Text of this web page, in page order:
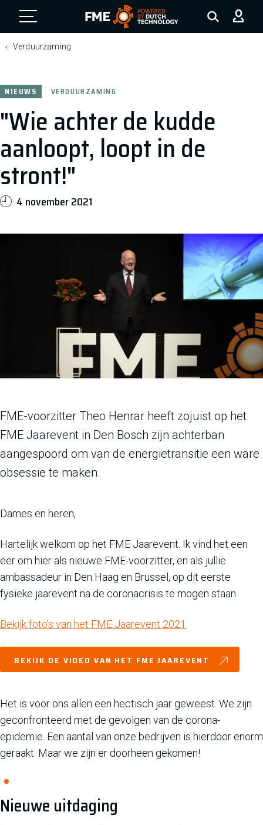
FME Logo, to the homepage
Verduurzaming
"Wie achter de kudde
aanloopt, loopt in de
stront!"
NIEUWS VERDUURZAMING
4 november 2021
FME-voorzitter Theo Henrar heeft zojuist op het
FME Jaarevent in Den Bosch zijn achterban
aangespoord om van de energietransitie een ware
obsessie te maken.
Dames en heren,
Hartelijk welkom op het FME Jaarevent. Ik vind het een
eer om hier als nieuwe FME-voorzitter, en als jullie
ambassadeur in Den Haag en Brussel, op dit eerste
fysieke jaarevent na de coronacrisis te mogen staan.
Bekijk foto's van het FME Jaarevent 2021
BEKIJK DE VIDEO VAN HET FME JAAREVENT
Het is voor ons allen een hectisch jaar geweest. We zijn
geconfronteerd met de gevolgen van de corona-
epidemie. Een aantal van onze bedrijven is hierdoor enorm
geraakt. Maar we zijn er doorheen gekomen!
Nieuwe uitdaging